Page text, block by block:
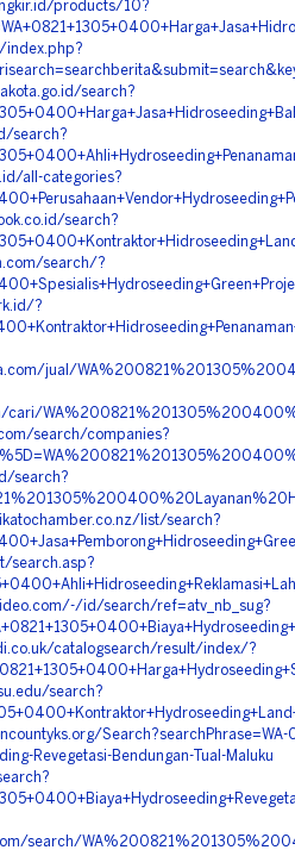
products/10?
search?
search?
all-categories?
search?
search/?
?
jual/
cari/
search/companies?
search?
list/search?
search.asp?
id/search/ref=atv_nb_sug?
catalogsearch/result/index/?
search?
Search?searchPhrase=WA-
Revegetasi-Bendungan-Tual-Maluku
search/